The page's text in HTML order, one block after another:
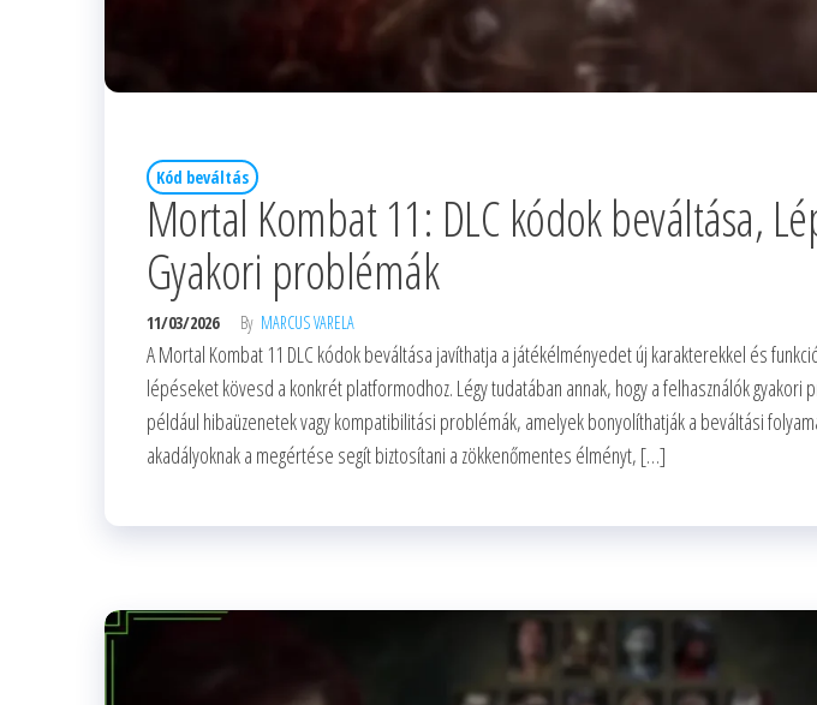
Kód beváltás
Mortal Kombat 11: DLC kódok beváltása,
Gyakori problémák
11/03/2026 By MARCUS VARELA
A Mortal Kombat 11 DLC kódok beváltása javíthatja a játékélményedet új karakterekkel és
lépéseket kövesd a konkrét platformodhoz. Légy tudatában annak, hogy a felhasználók
például hibaüzenetek vagy kompatibilitási problémák, amelyek bonyolíthatják a beváltási
akadályoknak a megértése segít biztosítani a zökkenőmentes élményt, […]